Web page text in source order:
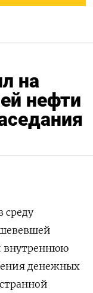
на
нефти
среду
внутреннюю
денежных